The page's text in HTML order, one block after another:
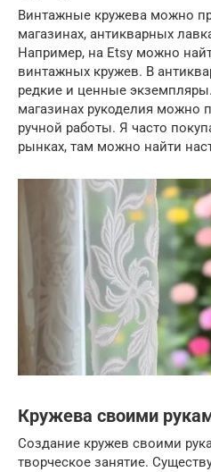
Винтажные кружева можно
магазинах, антикварных
Например, на Etsy можно
винтажных кружев. В
редкие и ценные
магазинах рукоделия можно
ручной работы. Я часто
рынках, там можно найти
Кружева своими
Создание кружев своими
творческое занятие.